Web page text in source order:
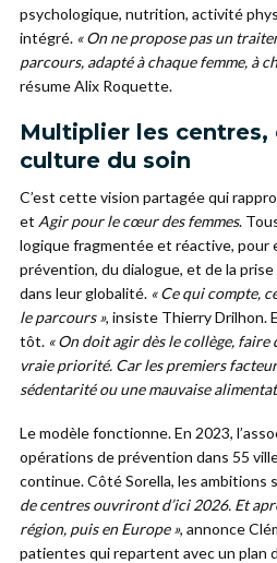
psychologique, nutrition, activité
intégré. « On ne propose pas un
parcours, adapté à chaque femme, à
résume Alix Roquette.
Multiplier les centres,
culture du soin
C’est cette vision partagée qui
et Agir pour le cœur des femmes.
logique fragmentée et réactive, pour
prévention, du dialogue, et de la
dans leur globalité. « Ce qui compte,
le parcours », insiste Thierry Drilhon.
tôt. « On doit agir dès le collège, faire
vraie priorité. Car les premiers
sédentarité ou une mauvaise
Le modèle fonctionne. En 2023,
opérations de prévention dans 55
continue. Côté Sorella, les ambitions
de centres ouvriront d’ici 2026. Et
région, puis en Europe », annonce
patientes qui repartent avec un plan